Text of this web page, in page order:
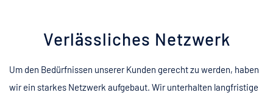
Verlässliches Netzwerk
Um den Bedürfnissen unserer Kunden gerecht zu werden, haben
wir ein starkes Netzwerk aufgebaut. Wir unterhalten langfristige